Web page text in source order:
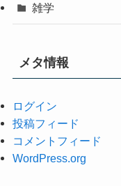
雑学
メタ情報
ログイン
投稿フィード
コメントフィード
WordPress.org